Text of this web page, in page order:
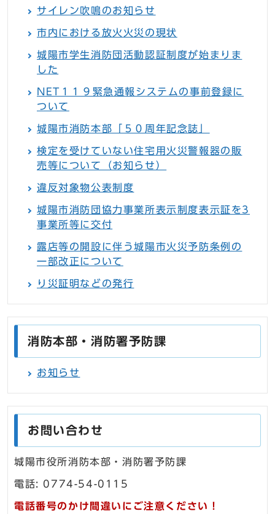
サイレン吹鳴のお知らせ
市内における放火火災の現状
城陽市学生消防団活動認証制度が始まりま
した
NET１１９緊急通報システムの事前登録に
ついて
城陽市消防本部「５０周年記念誌」
検定を受けていない住宅用火災警報器の販
売等について（お知らせ）
違反対象物公表制度
城陽市消防団協力事業所表示制度表示証を3
事業所等に交付
露店等の開設に伴う城陽市火災予防条例の
一部改正について
り災証明などの発行
消防本部・消防署予防課
お知らせ
お問い合わせ
城陽市役所消防本部・消防署予防課
電話: 0774-54-0115
電話番号のかけ間違いにご注意ください！